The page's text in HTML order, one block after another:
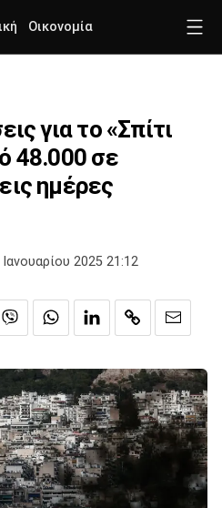
Οικονομία
για το «Σπίτι
48.000 σε
ημέρες
2025 21:12